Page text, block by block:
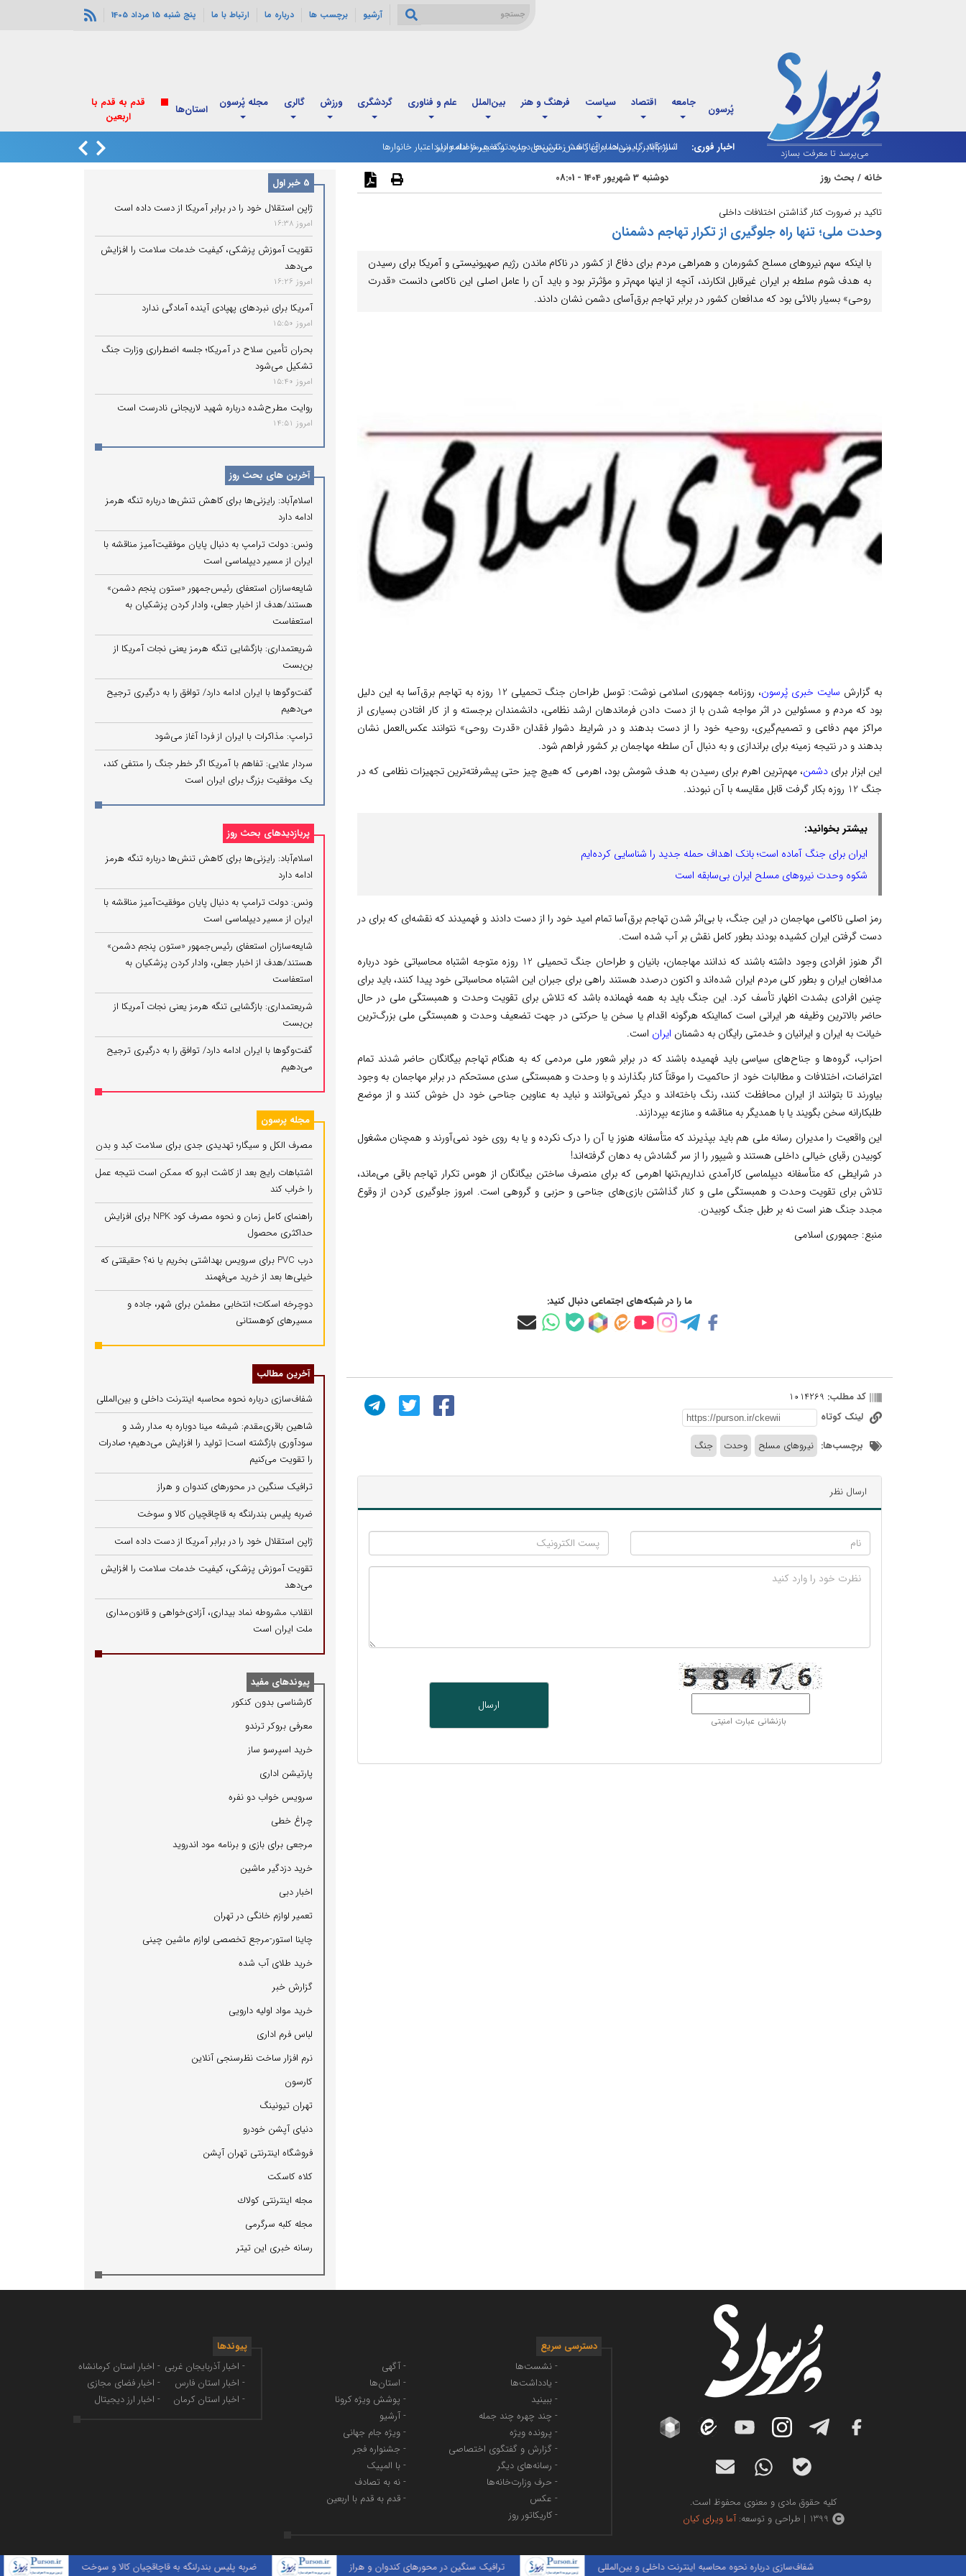
آرشیو برچسب ها درباره ما ارتباط با ما پنج شنبه 15 مرداد 1405
می‌پرسد تا معرفت بسازد
پُرسون جامعه اقتصاد سیاست فرهنگ و هنر بین‌الملل علم و فناوری گردشگری ورزش گالری مجله پُرسون استان‌ها
اخبار فوری: اسلام‌آباد: رایزنی‌ها برای کاهش تنش‌ها درباره تنگه هرمز ادامه دارد
شارژ کالابرگ مردادماه آغاز شد؛ زمان‌بندی جدید و تغییر فاصله واریز اعتبار خانوارها
خانه / بحث روز دوشنبه 3 شهریور 1404 - 08:01
تاکید بر ضرورت کنار گذاشتن اختلافات داخلی
وحدت ملی؛ تنها راه جلوگیری از تکرار تهاجم دشمنان
با اینکه سهم نیروهای مسلح کشورمان و همراهی مردم برای دفاع از کشور در ناکام ماندن رژیم صهیونیستی و آمریکا برای رسیدن
به هدف شوم سلطه بر ایران غیرقابل انکارند، آنچه از اینها مهم‌تر و مؤثرتر بود و باید آن را عامل اصلی این ناکامی دانست «قدرت
روحی» بسیار بالائی بود که مدافعان کشور در برابر تهاجم برق‌آسای دشمن نشان دادند.
به گزارش سایت خبری پُرسون
، روزنامه جمهوری اسلامی نوشت: توسل طراحان جنگ تحمیلی 12 روزه به تهاجم برق‌آسا به این دلیل
بود که مردم و مسئولین در اثر مواجه شدن با از دست دادن فرماندهان ارشد نظامی، دانشمندان برجسته و از کار افتادن بسیاری از
مراکز مهم دفاعی و تصمیم‌گیری، روحیه خود را از دست بدهند و در شرایط دشوار فقدان «قدرت روحی» نتوانند عکس‌العمل نشان
بدهند و در نتیجه زمینه برای براندازی و به دنبال آن سلطه مهاجمان بر کشور فراهم شود.
این ابزار برای دشمن، مهم‌ترین اهرم برای رسیدن به هدف شومش بود، اهرمی که هیچ چیز حتی پیشرفته‌ترین تجهیزات نظامی که در
جنگ 12 روزه بکار گرفت قابل مقایسه با آن نبودند.
بیشتر بخوانید:
ایران برای جنگ آماده است؛ بانک اهداف حمله جدید را شناسایی کرده‌ایم
شکوه وحدت نیروهای مسلح ایران بی‌سابقه است
رمز اصلی ناکامی مهاجمان در این جنگ، با بی‌اثر شدن تهاجم برق‌آسا تمام امید خود را از دست دادند و فهمیدند که نقشه‌ای که برای در
دست گرفتن ایران کشیده بودند بطور کامل نقش بر آب شده است.
اگر هنوز افرادی وجود داشته باشند که ندانند مهاجمان، بانیان و طراحان جنگ تحمیلی 12 روزه متوجه اشتباه محاسباتی خود درباره
مدافعان ایران و بطور کلی مردم ایران شده‌اند و اکنون درصدد هستند راهی برای جبران این اشتباه محاسباتی خود پیدا کنند، باید برای
چنین افرادی بشدت اظهار تأسف کرد. این جنگ باید به همه فهمانده باشد که تلاش برای تقویت وحدت و همبستگی ملی در حال
حاضر بالاترین وظیفه هر ایرانی است کمااینکه هرگونه اقدام یا سخن یا حرکتی در جهت تضعیف وحدت و همبستگی ملی بزرگ‌ترین
خیانت به ایران و ایرانیان و خدمتی رایگان به دشمنان ایران است.
احزاب، گروه‌ها و جناح‌های سیاسی باید فهمیده باشند که در برابر شعور ملی مردمی که به هنگام تهاجم بیگانگان حاضر شدند تمام
اعتراضات، اختلافات و مطالبات خود از حاکمیت را موقتاً کنار بگذارند و با وحدت و همبستگی سدی مستحکم در برابر مهاجمان به وجود
بیاورند تا بتوانند از ایران محافظت کنند، رنگ باخته‌اند و دیگر نمی‌توانند و نباید به عناوین جناحی خود دل خوش کنند و از موضع
طلبکارانه سخن بگویند یا با همدیگر به مناقشه و منازعه بپردازند.
این واقعیت را مدیران رسانه ملی هم باید بپذیرند که متأسفانه هنوز یا آن را درک نکرده و یا به روی خود نمی‌آورند و همچنان مشغول
کوبیدن رقبای خیالی داخلی هستند و شیپور را از سر گشادش به دهان گرفته‌اند!
در شرایطی که متأسفانه دیپلماسی کارآمدی نداریم،تنها اهرمی که برای منصرف ساختن بیگانگان از هوس تکرار تهاجم باقی می‌ماند،
تلاش برای تقویت وحدت و همبستگی ملی و کنار گذاشتن بازی‌های جناحی و حزبی و گروهی است. امروز جلوگیری کردن از وقوع
مجدد جنگ هنر است نه بر طبل جنگ کوبیدن.
منبع: جمهوری اسلامی
ما را در شبکه‌های اجتماعی دنبال کنید:
کد مطلب: 1014269
لینک کوتاه
برچسب‌ها: نیروهای مسلح وحدت جنگ
ارسال نظر
بازنشانی عبارت امنیتی
5 خبر اول
ژاپن استقلال خود را در برابر آمریکا از دست داده است
امروز 16:38
تقویت آموزش پزشکی، کیفیت خدمات سلامت را افزایش
می‌دهد
امروز 16:26
آمریکا برای نبردهای پهپادی آینده آمادگی ندارد
امروز 15:50
بحران تأمین سلاح در آمریکا؛ جلسه اضطراری وزارت جنگ
تشکیل می‌شود
امروز 15:40
روایت مطرح‌شده درباره شهید لاریجانی نادرست است
امروز 14:51
آخرین های بحث روز
اسلام‌آباد: رایزنی‌ها برای کاهش تنش‌ها درباره تنگه هرمز
ادامه دارد
ونس: دولت ترامپ به دنبال پایان موفقیت‌آمیز مناقشه با
ایران از مسیر دیپلماسی است
شایعه‌سازان استعفای رئیس‌جمهور «ستون پنجم دشمن»
هستند/هدف از اخبار جعلی، وادار کردن پزشکیان به
استعفاست
شریعتمداری: بازگشایی تنگه هرمز یعنی نجات آمریکا از
بن‌بست
گفت‌وگوها با ایران ادامه دارد/ توافق را به درگیری ترجیح
می‌دهیم
ترامپ: مذاکرات با ایران از فردا آغاز می‌شود
سردار علایی: تفاهم با آمریکا اگر خطر جنگ را منتفی کند،
یک موفقیت بزرگ برای ایران است
پربازدیدهای بحث روز
اسلام‌آباد: رایزنی‌ها برای کاهش تنش‌ها درباره تنگه هرمز
ادامه دارد
ونس: دولت ترامپ به دنبال پایان موفقیت‌آمیز مناقشه با
ایران از مسیر دیپلماسی است
شایعه‌سازان استعفای رئیس‌جمهور «ستون پنجم دشمن»
هستند/هدف از اخبار جعلی، وادار کردن پزشکیان به
استعفاست
شریعتمداری: بازگشایی تنگه هرمز یعنی نجات آمریکا از
بن‌بست
گفت‌وگوها با ایران ادامه دارد/ توافق را به درگیری ترجیح
می‌دهیم
مجله پرسون
مصرف الکل و سیگار؛ تهدیدی جدی برای سلامت کبد و بدن
اشتباهات رایج بعد از کاشت ابرو که ممکن است نتیجه عمل
را خراب کند
راهنمای کامل زمان و نحوه مصرف کود NPK برای افزایش
حداکثری محصول
درب PVC برای سرویس بهداشتی بخریم یا نه؟ حقیقتی که
خیلی‌ها بعد از خرید می‌فهمند
دوچرخه اسکات؛ انتخابی مطمئن برای شهر، جاده و
مسیرهای کوهستانی
آخرین مطالب
شفاف‌سازی درباره نحوه محاسبه اینترنت داخلی و بین‌المللی
شاهین باقری‌مقدم: شیشه مینا دوباره به مدار رشد و
سودآوری بازگشته است| تولید را افزایش می‌دهیم؛ صادرات
را تقویت می‌کنیم
ترافیک سنگین در محورهای کندوان و هراز
ضربه پلیس بندرلنگه به قاچاقچیان کالا و سوخت
ژاپن استقلال خود را در برابر آمریکا از دست داده است
تقویت آموزش پزشکی، کیفیت خدمات سلامت را افزایش
می‌دهد
انقلاب مشروطه نماد بیداری، آزادی‌خواهی و قانون‌مداری
ملت ایران است
پیوندهای مفید
كارشناسی بدون كنكور
معرفی بروكر ترندو
خرید اسپرسو ساز
پارتیشن اداری
سرویس خواب دو نفره
چراغ خطی
مرجعی برای بازی و برنامه مود اندروید
خرید دزدگیر ماشین
اخبار دبی
تعمیر لوازم خانگی در تهران
چاینا استور-مرجع تخصصی لوازم ماشین چینی
خرید طلای آب شده
گزارش خبر
خرید مواد اولیه دارویی
لباس فرم اداری
نرم افزار ساخت نظرسنجی آنلاین
كارسون
تهران تیونینگ
دنیای آپشن خودرو
فروشگاه اینترنتی تهران آپشن
كلاه كاسكت
مجله اینترنتی كولاك
مجله كلبه سرگرمی
رسانه خبری این تیتر
کلیه حقوق مادی و معنوی محفوظ است.
1399 | طراحی و توسعه:
آما ویرای کیان
دسترسی سریع
- نشست‌ها
- یادداشت‌ها
- ببینید
- چند چهره چند جمله
- پرونده ویژه
- گزارش و گفتگوی اختصاصی
- رسانه‌های دیگر
- حرف وزارت‌خانه‌ها
- عکس
- کاریکاتور روز
- آگهی
- استان‌ها
- پوشش ویژه کرونا
- آرشیو
- ویژه جام جهانی
- جشنواره فجر
- با المپیک
- نه به تصادف
- قدم به قدم با اربعین
پیوندها
- اخبار آذربایجان غربی
- اخبار استان فارس
- اخبار استان کرمان
- اخبار استان کرمانشاه
- اخبار فضای مجازی
- اخبار ارز دیجیتال
شفاف‌سازی درباره نحوه محاسبه اینترنت داخلی و بین‌المللی ترافیک سنگین در محورهای کندوان و هراز ضربه پلیس بندرلنگه به قاچاقچیان کالا و سوخت